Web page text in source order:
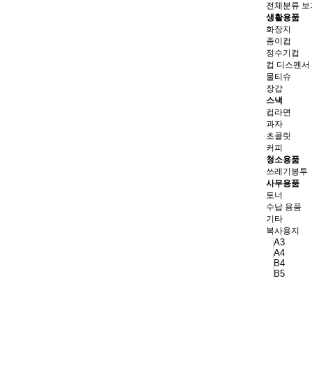
전체분류 보
생활용품
화장지
종이컵
정수기컵
컵 디스펜서
물티슈
장갑
스낵
컵라면
과자
초콜릿
커피
청소용품
쓰레기봉투
사무용품
토너
수납 용품
기타
복사용지
A3
A4
B4
B5